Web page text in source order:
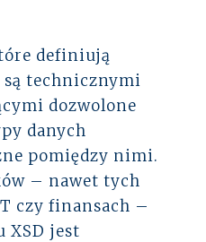
definiują
technicznymi
dozwolone
danych
pomiędzy nimi.
– nawet tych
czy finansach –
XSD jest